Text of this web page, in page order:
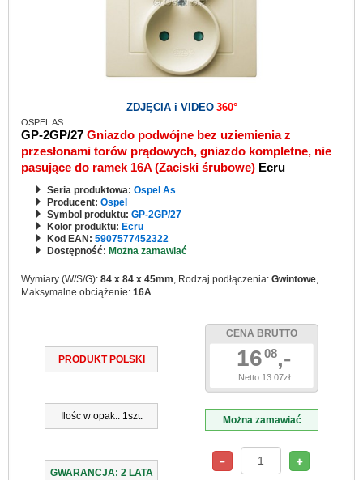
ZDJĘCIA i VIDEO 360°
OSPEL AS
GP-2GP/27 Gniazdo podwójne bez uziemienia z
przesłonami torów prądowych, gniazdo kompletne, nie
pasujące do ramek 16A (Zaciski śrubowe) Ecru
Seria produktowa: Ospel As
Producent: Ospel
Symbol produktu: GP-2GP/27
Kolor produktu: Ecru
Kod EAN: 5907577452322
Dostępność: Można zamawiać
Wymiary (W/S/G): 84 x 84 x 45mm, Rodzaj podłączenia: Gwintowe,
Maksymalne obciążenie: 16A
PRODUKT POLSKI
Ilośc w opak.: 1szt.
GWARANCJA: 2 LATA
CENA BRUTTO
1608,-
Netto 13.07zł
Można zamawiać